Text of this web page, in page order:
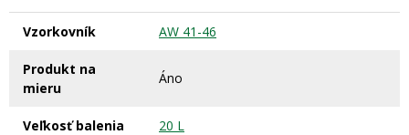
Vzorkovník AW 41-46
Produkt na
mieru
Áno
Veľkosť balenia 20 L